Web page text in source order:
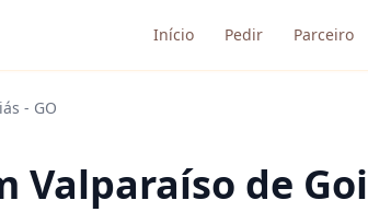
Início Pedir Parceiro
- GO
Valparaíso de